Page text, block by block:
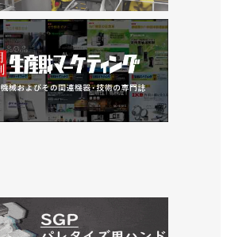
省エネ性能などアピール／ABB
門を分社化し、ABBロボティクス
トとCO₂排出量の削減を目指し、
術がインドのマヒンドラに採用／